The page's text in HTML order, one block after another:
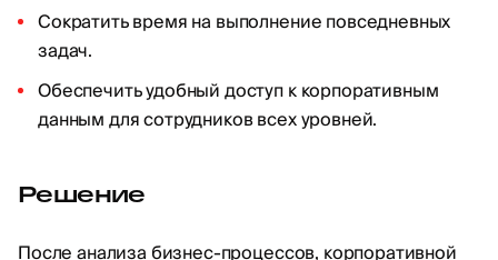
Сократить время на выполнение повседневных
задач.
Обеспечить удобный доступ к корпоративным
данным для сотрудников всех уровней.
Решение
После анализа бизнес-процессов, корпоративной